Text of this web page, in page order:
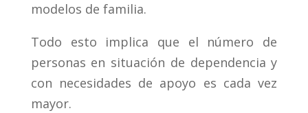
modelos de familia.
Todo esto implica que el número de
personas en situación de dependencia y
con necesidades de apoyo es cada vez
mayor.